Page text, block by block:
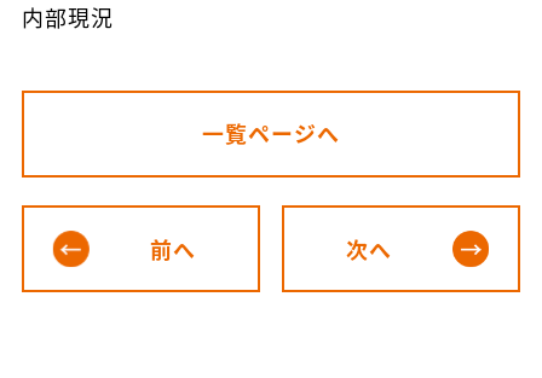
内部現況
前へ
一覧ページへ
次へ